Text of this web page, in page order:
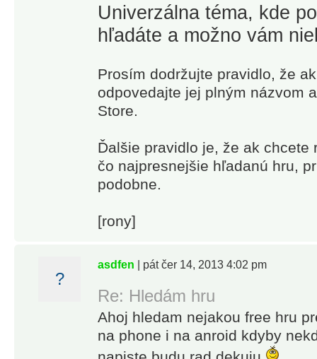
Univerzálna téma, kde
hľadáte a možno vám
Prosím dodržujte pravidlo, že
odpovedajte jej plným názvom
Store.
Ďalšie pravidlo je, že ak chcete
čo najpresnejšie hľadanú hru,
podobne.
[rony]
?
asdfen | pát čer 14, 2013 4:02 pm
Re: Hledám hru
Ahoj hledam nejakou free hru
na phone i na anroid kdyby